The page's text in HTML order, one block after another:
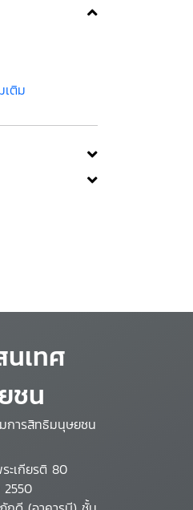
เติม
เทศ
ชน
การสิทธิมนุษยชน
ะเกียรติ 80